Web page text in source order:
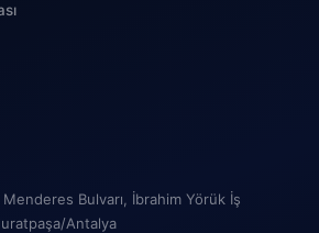
Bulvarı, İbrahim Yörük İş
Antalya